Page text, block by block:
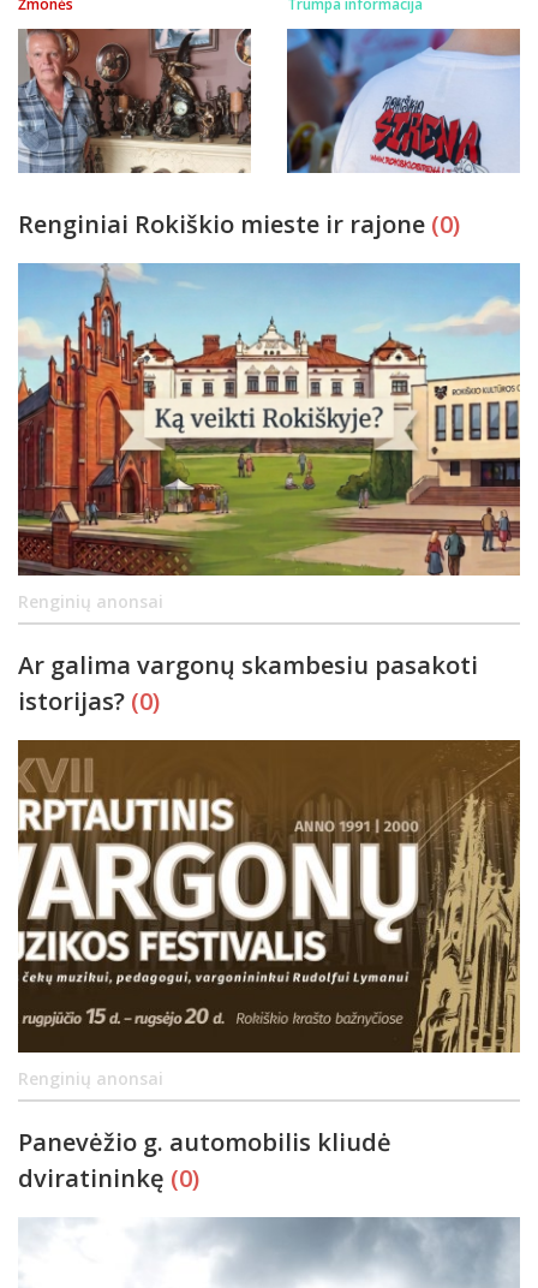
Renginiai Rokiškio mieste ir rajone (0)
Renginių anonsai
Ar galima vargonų skambesiu pasakoti
istorijas? (0)
Renginių anonsai
Panevėžio g. automobilis kliudė
dviratininkę (0)